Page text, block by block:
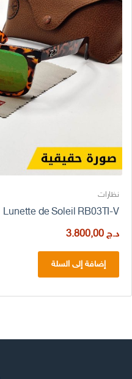
نظارات
Lunette de Soleil RB03TI-V
د.ج
إضافة إلى السلة